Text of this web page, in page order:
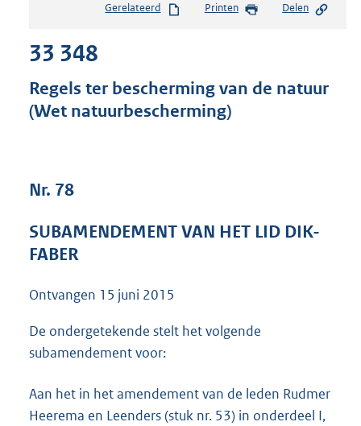
s
s
g
Gerelateerd Printen Delen
33 348
Regels ter bescherming van de natuur
(Wet natuurbescherming)
Nr. 78
SUBAMENDEMENT VAN HET LID DIK-
FABER
Ontvangen 15 juni 2015
De ondergetekende stelt het volgende
subamendement voor:
Aan het in het amendement van de leden Rudmer
Heerema en Leenders (stuk nr. 53) in onderdeel I,